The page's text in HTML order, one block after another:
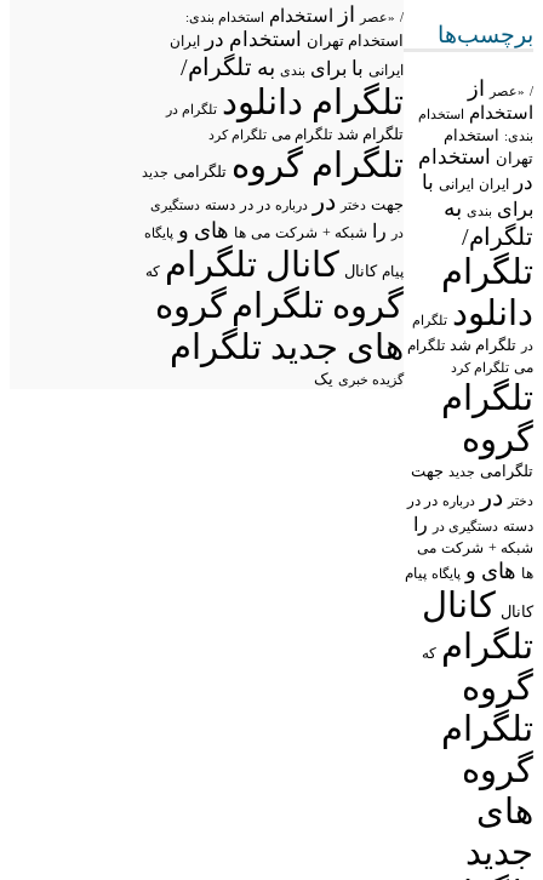
برچسب‌ها
/ «عصر از
استخدام استخدام
بندی: استخدام
تهران
استخدام
در
ایران ایرانی با
برای بندی به
تلگرام/
تلگرام
دانلود تلگرام
در تلگرام شد تلگرام
می تلگرام کرد
تلگرام
گروه
تلگرامی جدید جهت
دختر در درباره در در
دسته دستگیری در را
شبکه + شرکت می
ها های و پایگاه پیام
کانال کانال
تلگرام که
گروه
تلگرام
گروه
های
جدید
/ «عصر از استخدام استخدام بندی:
استخدام تهران استخدام در ایران
ایرانی با برای بندی به تلگرام/
تلگرام دانلود تلگرام در
تلگرام شد تلگرام می تلگرام کرد
تلگرام گروه تلگرامی جدید
جهت دختر در درباره در در دسته دستگیری
در
را شبکه + شرکت می ها های و پایگاه
پیام کانال کانال تلگرام که
گروه تلگرامگروه
های جدید تلگرام
گزیده خبری یک